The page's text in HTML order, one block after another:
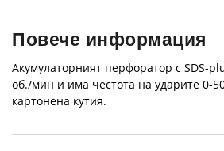
Повече информация
Акумулаторният перфоратор с SDS-
об./мин и има честота на ударите 0-
картонена кутия.